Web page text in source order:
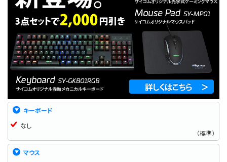
キーボード
なし
（標準）
マウス